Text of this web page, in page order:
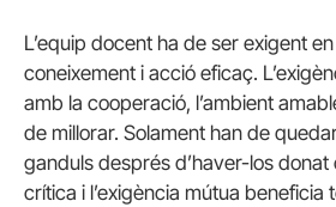
L’equip docent ha de ser exigent
coneixement i acció eficaç.
amb la cooperació, l’ambient
de millorar. Solament han de
ganduls després d’haver-los
crítica i l’exigència mútua beneficia